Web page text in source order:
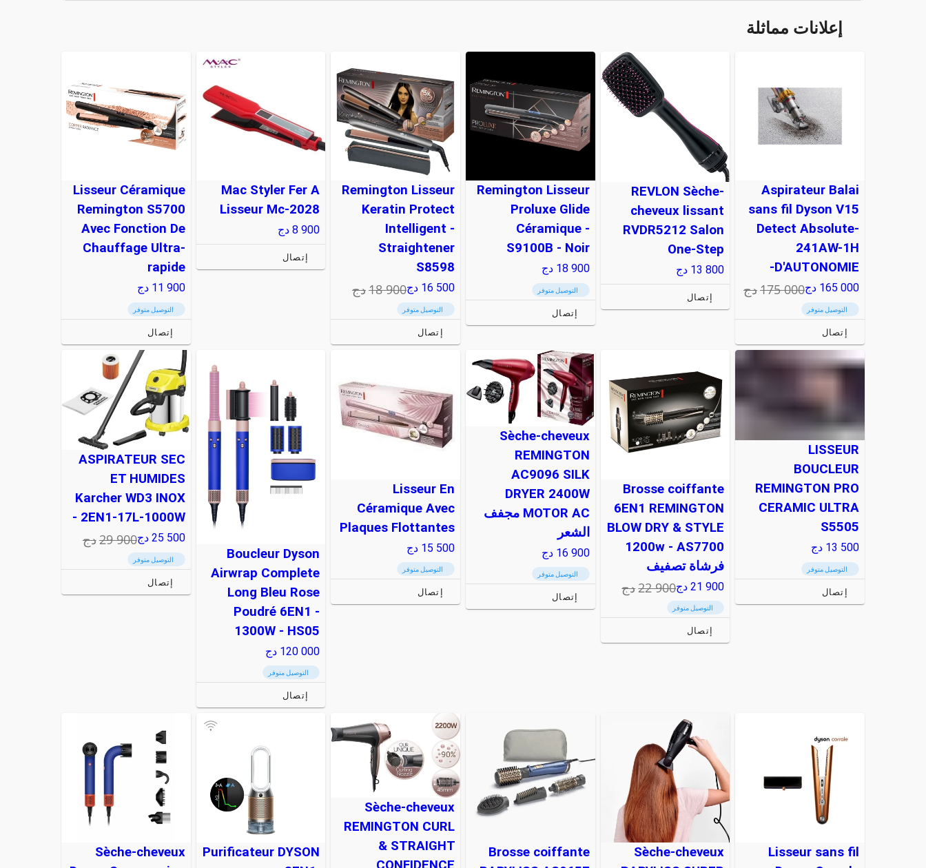
إعلانات مماثلة
Aspirateur Balai
sans fil Dyson V15
Detect Absolute-
241AW-1H
D'AUTONOMIE-
165 000 دج175 000دج
التوصيل متوفر
إتصال
REVLON Sèche-
cheveux lissant
RVDR5212 Salon
One-Step
13 800 دج
إتصال
Remington Lisseur
Proluxe Glide
Céramique -
S9100B - Noir
18 900 دج
التوصيل متوفر
إتصال
Remington Lisseur
Keratin Protect
Intelligent -
Straightener
S8598
16 500 دج18 900دج
التوصيل متوفر
إتصال
Mac Styler Fer A
Lisseur Mc-2028
8 900 دج
إتصال
Lisseur Céramique
Remington S5700
Avec Fonction De
Chauffage Ultra-
rapide
11 900 دج
التوصيل متوفر
إتصال
LISSEUR
BOUCLEUR
REMINGTON PRO
CERAMIC ULTRA
S5505
13 500 دج
التوصيل متوفر
إتصال
Brosse coiffante
6EN1 REMINGTON
BLOW DRY & STYLE
1200w - AS7700
فرشاة تصفيف
21 900 دج22 900دج
التوصيل متوفر
إتصال
Sèche-cheveux
REMINGTON
AC9096 SILK
DRYER 2400W
MOTOR AC مجفف
الشعر
16 900 دج
التوصيل متوفر
إتصال
Lisseur En
Céramique Avec
Plaques Flottantes
15 500 دج
التوصيل متوفر
إتصال
Boucleur Dyson
Airwrap Complete
Long Bleu Rose
Poudré 6EN1 -
1300W - HS05
120 000 دج
التوصيل متوفر
إتصال
ASPIRATEUR SEC
ET HUMIDES
Karcher WD3 INOX
- 2EN1-17L-1000W
25 500 دج29 900دج
التوصيل متوفر
إتصال
Lisseur sans fil
Sèche-cheveux
Brosse coiffante
Sèche-cheveux
REMINGTON CURL
& STRAIGHT
Purificateur DYSON
Sèche-cheveux